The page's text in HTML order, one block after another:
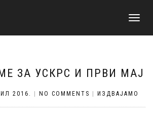
TOGGLE
ЗА УСКРС И ПРВИ МАЈ
2016. NO COMMENTS ИЗДВАЈАМО